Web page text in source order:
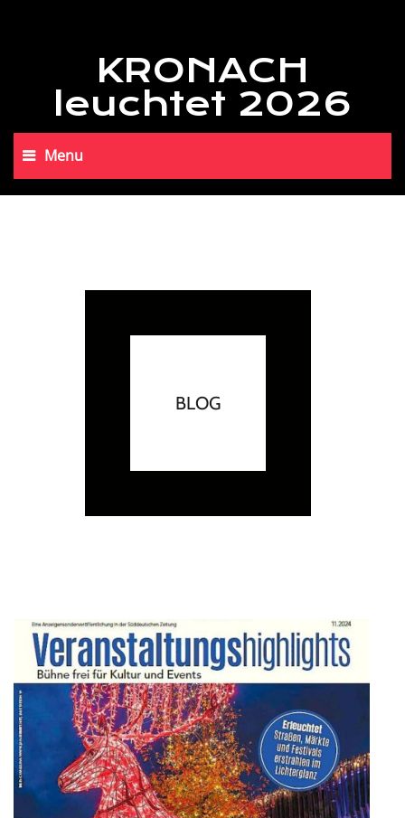
KRONACH
leuchtet 2026
Menu
BLOG